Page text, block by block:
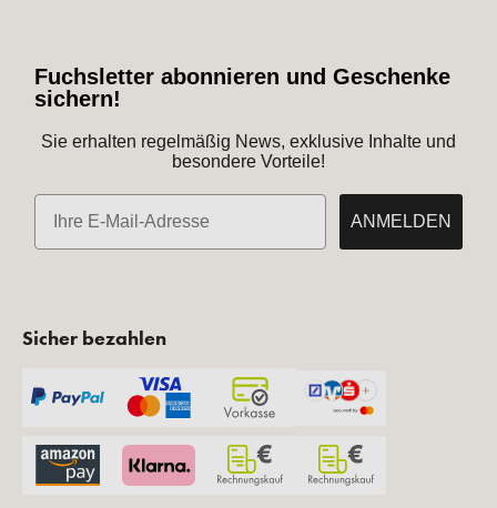
Fuchsletter abonnieren und Geschenke
sichern!
Sie erhalten regelmäßig News, exklusive Inhalte und
besondere Vorteile!
E-Mail
ANMELDEN
Sicher bezahlen